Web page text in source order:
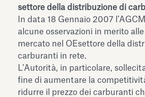
settore della distribuzione di
In data 18 Gennaio 2007
alcune osservazioni in merito
mercato nel OEsettore della
carburanti in rete.
L’Autorità, in particolare,
fine di aumentare la
ridurre il prezzo dei carburanti